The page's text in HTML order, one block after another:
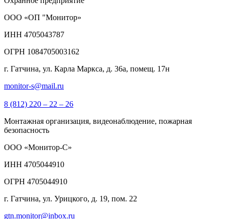
ООО «ОП "Монитор»
ИНН 4705043787
ОГРН 1084705003162
г. Гатчина, ул. Карла Маркса, д. 36а, помещ. 17н
monitor-s@mail.ru
8 (812) 220 – 22 – 26
Монтажная организация, видеонаблюдение, пожарная
безопасность
ООО «Монитор-С»
ИНН 4705044910
ОГРН 4705044910
г. Гатчина, ул. Урицкого, д. 19, пом. 22
gtn.monitor@inbox.ru